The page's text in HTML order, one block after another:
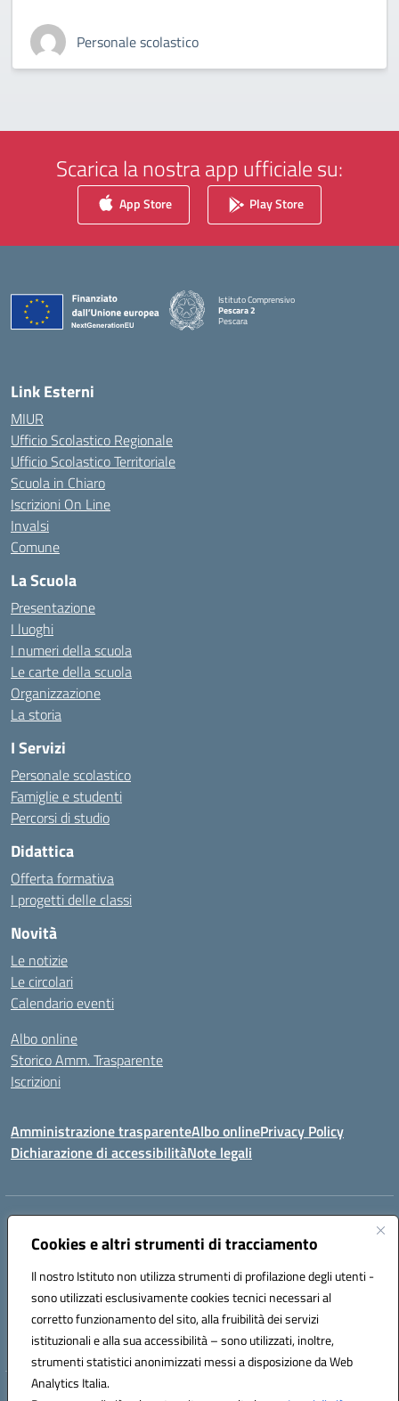
Cookies e altri strumenti di tracciamento
Il nostro Istituto non utilizza strumenti di profilazione degli utenti -
sono utilizzati esclusivamente cookies tecnici necessari al
corretto funzionamento del sito, alla fruibilità dei servizi
istituzionali e alla sua accessibilità – sono utilizzati, inoltre,
strumenti statistici anonimizzati messi a disposizione da Web
Analytics Italia.
Personale scolastico
Scarica la nostra app ufficiale su:
App Store Play Store
Istituto Comprensivo
Pescara 2
Pescara
Link Esterni
MIUR
Ufficio Scolastico Regionale
Ufficio Scolastico Territoriale
Scuola in Chiaro
Iscrizioni On Line
Invalsi
Comune
La Scuola
Presentazione
I luoghi
I numeri della scuola
Le carte della scuola
Organizzazione
La storia
I Servizi
Personale scolastico
Famiglie e studenti
Percorsi di studio
Didattica
Offerta formativa
I progetti delle classi
Novità
Le notizie
Le circolari
Calendario eventi
Albo online
Storico Amm. Trasparente
Iscrizioni
Amministrazione trasparenteAlbo onlinePrivacy Policy
Dichiarazione di accessibilitàNote legali
Indirizzo:
Centralino:08561100 Email:peic83100x@istruzione.it
Codice fiscale: 91117450683
Codice meccanografico:
PEIC83100X
Codice unico di fatturazione (CUF): UFTPJP
Hosting & Powered by 3D Solution S.r.l.